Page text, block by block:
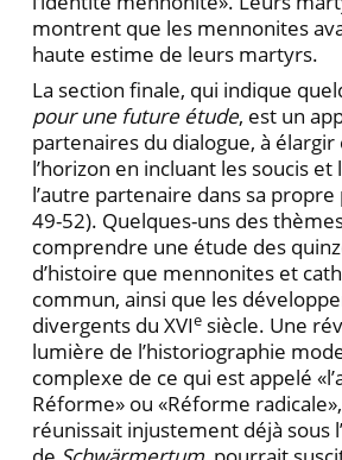
montrent que les mennonites
haute estime de leurs martyrs.
La section finale, qui indique
pour une future étude, est un
partenaires du dialogue, à
l’horizon en incluant les soucis et
l’autre partenaire dans sa
49-52). Quelques-uns des
comprendre une étude des
d’histoire que mennonites et
commun, ainsi que les
divergents du XVIe siècle. Une
lumière de l’historiographie
complexe de ce qui est appelé
Réforme» ou «Réforme
réunissait injustement déjà sous